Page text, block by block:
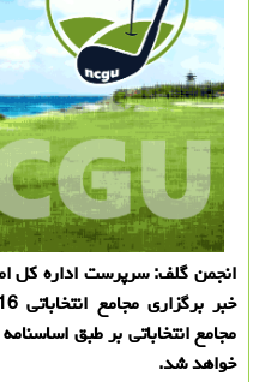
انجمن گلف: سرپرست اداره کل
مجامع انتخاباتی بر طبق
خواهد شد.